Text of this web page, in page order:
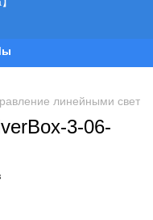
линейными
3-06-